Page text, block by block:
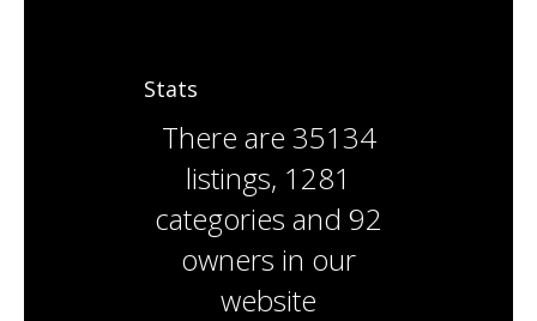
Stats
There are 35134
listings, 1281
categories and 92
owners in our
website